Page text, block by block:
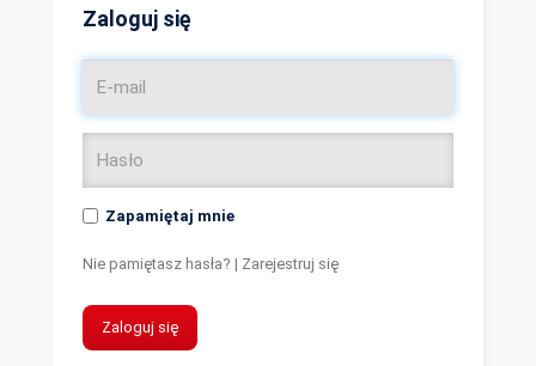
Zaloguj się
Zapamiętaj mnie
Nie pamiętasz hasła? | Zarejestruj się
Zaloguj się